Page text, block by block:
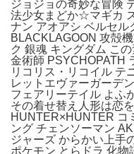
ジョジョの奇妙な冒険
法少女まどか☆マギカ
ナン アオアシ ベルセル
BLACKLAGOON 攻殻
ク 銀魂 キングダム こ
金術師 PSYCHOPATH
リコリス・リコイル テ
レットエヴァーガーデ
フェアリーテイル よふ
その着せ替え人形は恋
HUNTER×HUNTER コ
ング チェンソーマン
ジャーズ からかい上手
ポケモン とらドラ 化